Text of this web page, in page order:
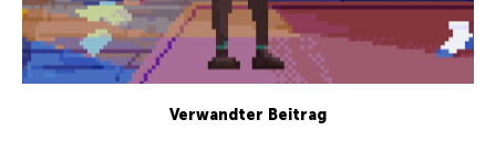
Verwandter Beitrag